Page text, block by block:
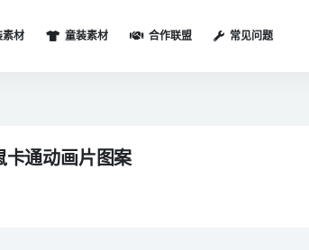
素材 童装素材 合作联盟 常见问题
卡通动画片图案